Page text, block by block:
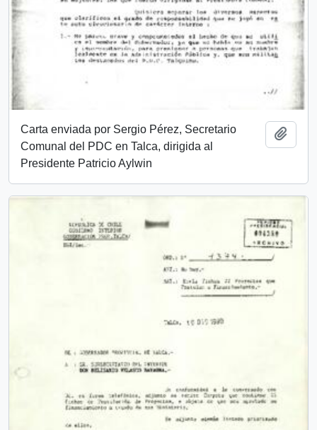
Carta enviada por Sergio Pérez, Secretario
Comunal del PDC en Talca, dirigida al
Presidente Patricio Aylwin